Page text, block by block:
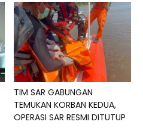
TIM SAR GABUNGAN
TEMUKAN KORBAN KEDUA,
OPERASI SAR RESMI DITUTUP